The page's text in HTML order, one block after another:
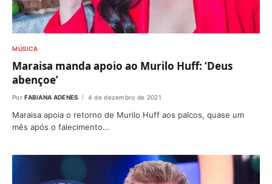
MÚSICA
Maraisa manda apoio ao Murilo Huff: ‘Deus
abençoe’
Por FABIANA ADENES 4 de dezembro de 2021
Maraisa apoia o retorno de Murilo Huff aos palcos, quase um
mês após o falecimento…